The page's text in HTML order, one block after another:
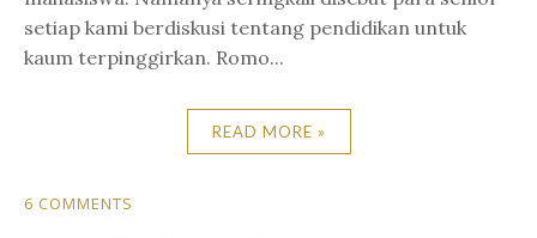
setiap kami berdiskusi tentang pendidikan untuk
kaum terpinggirkan. Romo...
READ MORE »
6 COMMENTS